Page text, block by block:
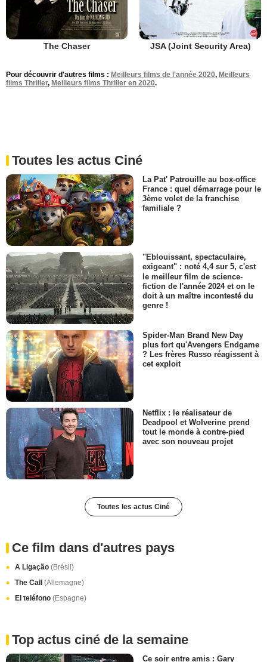
The Chaser JSA (Joint Security Area)
Pour découvrir d'autres films : Meilleurs films de l'année 2020, Meilleurs
films Thriller, Meilleurs films Thriller en 2020.
Toutes les actus Ciné
La Pat' Patrouille au box-office
France : quel démarrage pour le
3ème volet de la franchise
familiale ?
"Eblouissant, spectaculaire,
exigeant" : noté 4,4 sur 5, c'est
le meilleur film de science-
fiction de l'année 2024 et on le
doit à un maître incontesté du
genre !
Spider-Man Brand New Day
plus fort qu'Avengers Endgame
? Les frères Russo réagissent à
cet exploit
Netflix : le réalisateur de
Deadpool et Wolverine prend
tout le monde à contre-pied
avec son nouveau projet
Toutes les actus Ciné
Ce film dans d'autres pays
A Ligação (Brésil)
The Call (Allemagne)
El teléfono (Espagne)
Top actus ciné de la semaine
Ce soir entre amis : Gary